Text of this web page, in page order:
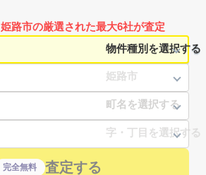
姫路市の厳選された最大6社が査定
完全無料 査定する